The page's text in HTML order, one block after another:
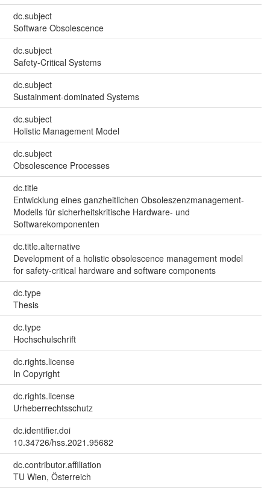
dc.subject
Software Obsolescence
dc.subject
Safety-Critical Systems
dc.subject
Sustainment-dominated Systems
dc.subject
Holistic Management Model
dc.subject
Obsolescence Processes
dc.title
Entwicklung eines ganzheitlichen Obsoleszenzmanagement-
Modells für sicherheitskritische Hardware- und
Softwarekomponenten
dc.title.alternative
Development of a holistic obsolescence management model
for safety-critical hardware and software components
dc.type
Thesis
dc.type
Hochschulschrift
dc.rights.license
In Copyright
dc.rights.license
Urheberrechtsschutz
dc.identifier.doi
10.34726/hss.2021.95682
dc.contributor.affiliation
TU Wien, Österreich